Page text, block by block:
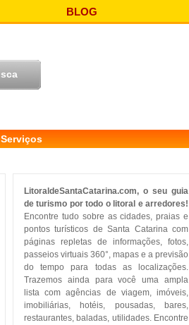
BLOG
Serviços
LitoraldeSantaCatarina.com, o seu guia
de turismo por todo o litoral e arredores!
Encontre tudo sobre as cidades, praias e
pontos turísticos de Santa Catarina com
páginas repletas de informações, fotos,
passeios virtuais 360°, mapas e a previsão
do tempo para todas as localizações.
Trazemos ainda para você uma ampla
lista com agências de viagem, imóveis,
imobiliárias, hotéis, pousadas, bares,
restaurantes, baladas, utilidades. Encontre